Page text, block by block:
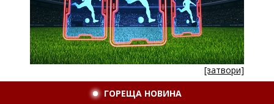
[затвори]
ГОРЕЩА НОВИНА